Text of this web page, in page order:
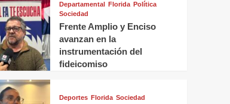
Departamental Florida Política
Sociedad
Frente Amplio y Enciso
avanzan en la
instrumentación del
fideicomiso
Deportes Florida Sociedad